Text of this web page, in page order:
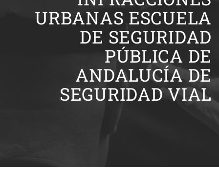
URBANAS ESCUELA
DE SEGURIDAD
PÚBLICA DE
ANDALUCÍA DE
SEGURIDAD VIAL